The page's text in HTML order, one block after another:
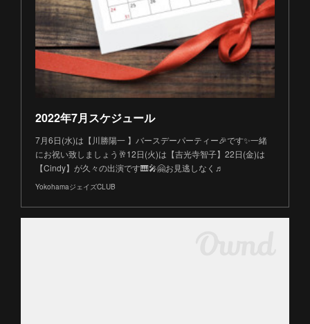
2022年7月スケジュール
7月6日(水)は【川勝陽一 】バースデーパーティー🎉です✨一緒
にお祝い致しましょう🥂12日(火)は【吉光寺智子】22日(金)は
【Cindy】が久々の出演です🎹🎤🤗お見逃しなく♬
YokohamaジェイズCLUB